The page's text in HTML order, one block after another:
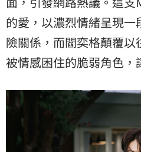
的愛，以濃烈情緒呈現
險關係，而閻奕格顛覆
被情感困住的脆弱角色，